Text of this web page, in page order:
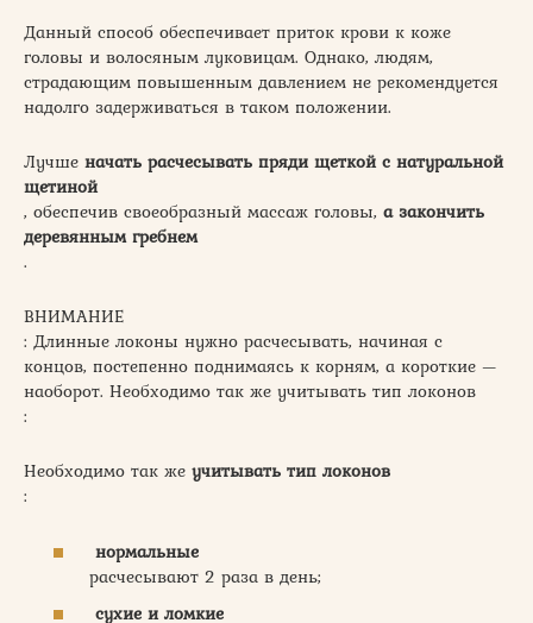
Данный способ обеспечивает приток крови к коже
головы и волосяным луковицам. Однако, людям,
страдающим повышенным давлением не рекомендуется
надолго задерживаться в таком положении.
Лучше начать расчесывать пряди щеткой с натуральной
щетиной
, обеспечив своеобразный массаж головы, а закончить
деревянным гребнем
.
ВНИМАНИЕ
: Длинные локоны нужно расчесывать, начиная с
концов, постепенно поднимаясь к корням, а короткие —
наоборот. Необходимо так же учитывать тип локонов
:
Необходимо так же учитывать тип локонов
:
нормальные
расчесывают 2 раза в день;
сухие и ломкие